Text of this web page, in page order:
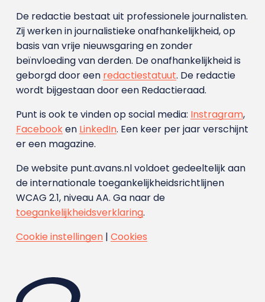
De redactie bestaat uit professionele journalisten.
Zij werken in journalistieke onafhankelijkheid, op
basis van vrije nieuwsgaring en zonder
beïnvloeding van derden. De onafhankelijkheid is
geborgd door een redactiestatuut. De redactie
wordt bijgestaan door een Redactieraad.
Punt is ook te vinden op social media: Instragram,
Facebooken LinkedIn. Een keer per jaar verschijnt
er een magazine.
De website punt.avans.nl voldoet gedeeltelijk aan
de internationale toegankelijkheidsrichtlijnen
WCAG 2.1, niveau AA. Ga naar de
toegankelijkheidsverklaring.
Cookie instellingen| Cookies